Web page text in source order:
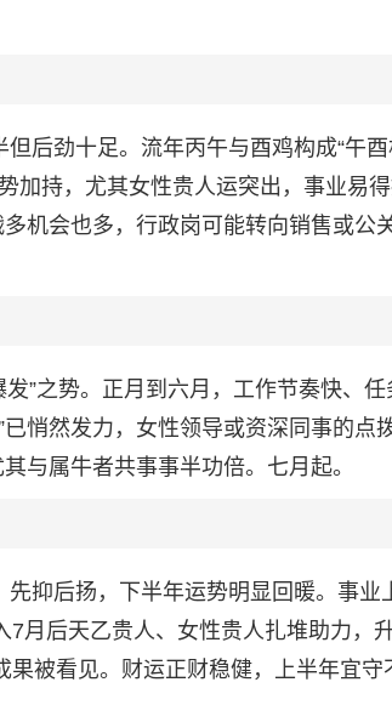
后劲十足。流年丙午与酉鸡构成“午酉
加持，尤其女性贵人运突出，事业易
机会也多，行政岗可能转向销售或公
”之势。正月到六月，工作节奏快、任
悄然发力，女性领导或资深同事的点
与属牛者共事事半功倍。七月起。
抑后扬，下半年运势明显回暖。事业
月后天乙贵人、女性贵人扎堆助力，
被看见。财运正财稳健，上半年宜守